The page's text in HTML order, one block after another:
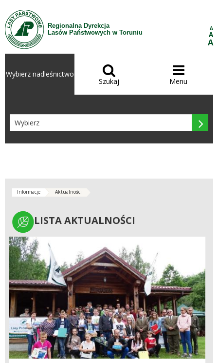
Przejdź do treści
Regionalna Dyrekcja
Lasów Państwowych w Toruniu
A
A
A
Wybierz nadleśnictwo 
Szukaj

Menu

Informacje Aktualności
LISTA AKTUALNOŚCI
LISTA AKTUALNOŚCI